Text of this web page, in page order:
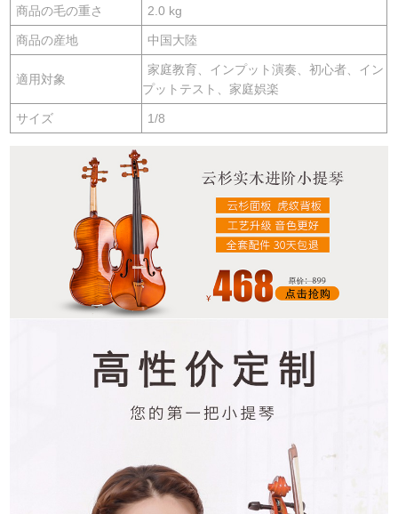
商品の毛の重さ 2.0 kg
商品の産地 中国大陸
適用対象
家庭教育、インプット演奏、初心者、イン
プットテスト、家庭娯楽
サイズ 1/8